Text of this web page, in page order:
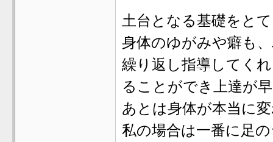
土台となる基礎をと
身体のゆがみや癖も
繰り返し指導してく
ることができ上達が
あとは身体が本当に
私の場合は一番に足